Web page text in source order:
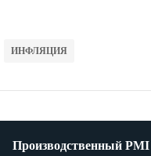
ИНФЛЯЦИЯ
Производственный PMI